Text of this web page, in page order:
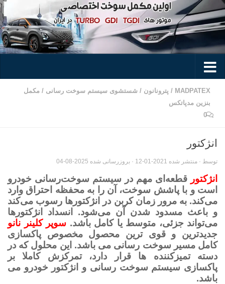
Skip to content
MADPATEX
/ پترونانون / شستشوی سیستم سوخت رسانی / مکمل
بنزین مدپاتکس
0
انژکتور
توسط · منتشر شده 2021-01-12 · بروزرسانی شده 2025-08-04
انژکتور قطعه‌ای مهم در سیستم سوخت‌رسانی خودرو
است و با پاشش سوخت، آن را به محفظه احتراق وارد
می‌کند. به‌ مرور زمان کربن در انژکتورها رسوب می‌کند
و باعث مسدود شدن آن می‌شود. انسداد انژکتورها
می‌تواند جزئی، متوسط یا کامل باشد. سوپر کلینر نانو
جدیدترین و قوی ترین محصول مخصوص پاکسازی
کامل مسیر سوخت رسانی می باشد. این محلول که در
دسته تمیزکننده ها قرار دارد، تمرکزش کاملا بر
پاکسازی سیستم سوخت رسانی و انژکتور خودرو می
باشد.